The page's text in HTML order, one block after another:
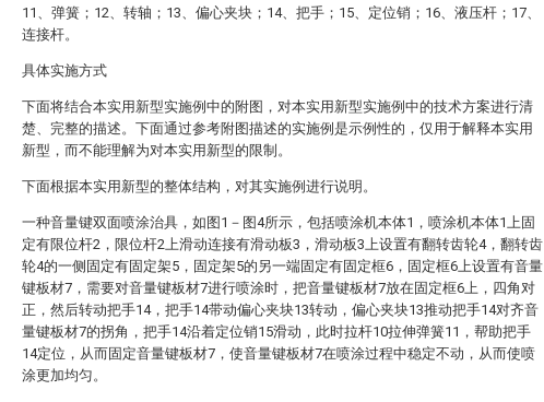
11、弹簧；12、转轴；13、偏心夹块；14、把手；15、定位销；16、液压杆；17、
连接杆。
具体实施方式
下面将结合本实用新型实施例中的附图，对本实用新型实施例中的技术方案进行清
楚、完整的描述。下面通过参考附图描述的实施例是示例性的，仅用于解释本实用
新型，而不能理解为对本实用新型的限制。
下面根据本实用新型的整体结构，对其实施例进行说明。
一种音量键双面喷涂治具，如图1－图4所示，包括喷涂机本体1，喷涂机本体1上固
定有限位杆2，限位杆2上滑动连接有滑动板3，滑动板3上设置有翻转齿轮4，翻转齿
轮4的一侧固定有固定架5，固定架5的另一端固定有固定框6，固定框6上设置有音量
键板材7，需要对音量键板材7进行喷涂时，把音量键板材7放在固定框6上，四角对
正，然后转动把手14，把手14带动偏心夹块13转动，偏心夹块13推动把手14对齐音
量键板材7的拐角，把手14沿着定位销15滑动，此时拉杆10拉伸弹簧11，帮助把手
14定位，从而固定音量键板材7，使音量键板材7在喷涂过程中稳定不动，从而使喷
涂更加均匀。